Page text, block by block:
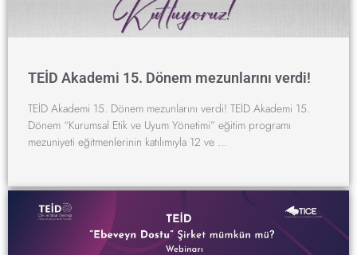
TEİD Akademi 15. Dönem mezunlarını verdi!
TEİD Akademi 15. Dönem mezunlarını verdi! TEİD Akademi 15.
Dönem “Kurumsal Etik ve Uyum Yönetimi” eğitim programı
mezuniyeti eğitmenlerinin katılımıyla 12 ve …